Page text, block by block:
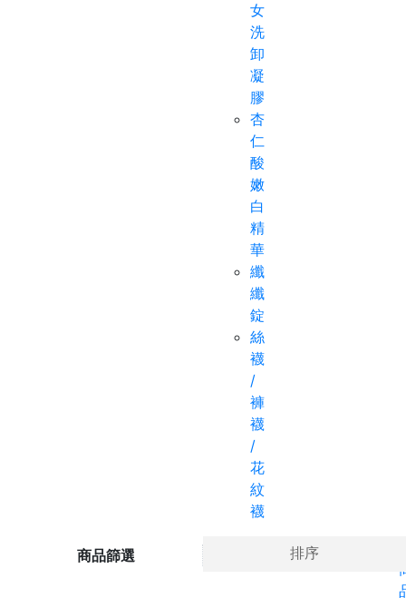
女
洗
卸
凝
膠
杏
仁
酸
嫩
白
精
華
纖
纖
錠
絲
襪
/
褲
襪
/
花
紋
襪
商品篩選 排序